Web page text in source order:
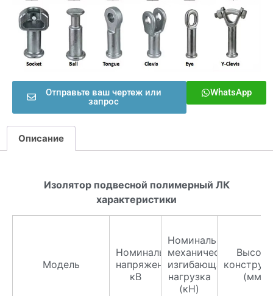
Отправьте ваш чертеж или
запрос
WhatsApp
Описание
Изолятор подвесной полимерный ЛК
характеристики
Модель
Номинальное
напряжение,
кВ
Номинальная
механическая
изгибающая
нагрузка
(кН)
Высота
(мм)